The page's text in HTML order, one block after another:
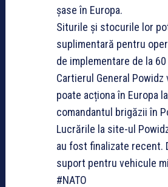
șase în Europa.
Siturile și stocurile lor
suplimentară pentru
de implementare de la
Cartierul General
poate acționa în Europa
comandantul brigăzii în
Lucrările la site-ul
au fost finalizate recent.
suport pentru vehicule
#NATO